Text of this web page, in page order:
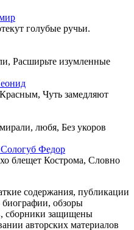
голубые ручьи.
Расширьте изумленные
Чуть замедляют
любя, Без укоров
Федор
блещет Кострома, Словно
содержания, публикации
биографии, обзоры
сборники защищены
авторских материалов